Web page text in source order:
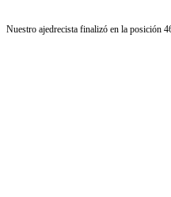
Nuestro ajedrecista finalizó en la posición